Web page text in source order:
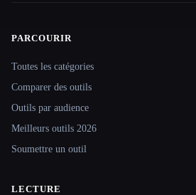
Site navigation
PARCOURIR
Toutes les catégories
Comparer des outils
Outils par audience
Meilleurs outils 2026
Soumettre un outil
LECTURE